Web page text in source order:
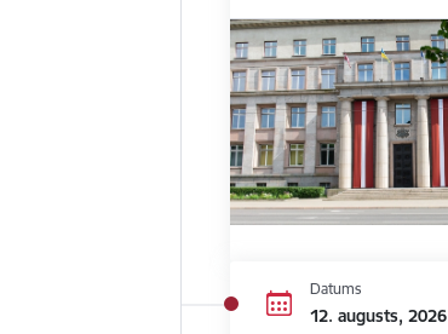
Datums
12. augusts, 2026